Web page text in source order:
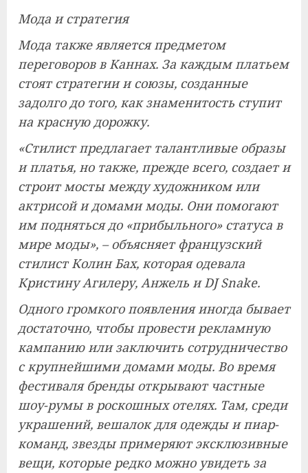
Мода и стратегия
Мода также является предметом
переговоров в Каннах. За каждым платьем
стоят стратегии и союзы, созданные
задолго до того, как знаменитость ступит
на красную дорожку.
«Стилист предлагает талантливые образы
и платья, но также, прежде всего, создает и
строит мосты между художником или
актрисой и домами моды. Они помогают
им подняться до «прибыльного» статуса в
мире моды», – объясняет французский
стилист Колин Бах, которая одевала
Кристину Агилеру, Анжель и DJ Snake.
Одного громкого появления иногда бывает
достаточно, чтобы провести рекламную
кампанию или заключить сотрудничество
с крупнейшими домами моды. Во время
фестиваля бренды открывают частные
шоу-румы в роскошных отелях. Там, среди
украшений, вешалок для одежды и пиар-
команд, звезды примеряют эксклюзивные
вещи, которые редко можно увидеть за